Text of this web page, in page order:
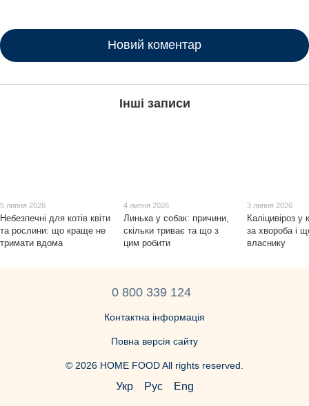
Новий коментар
Інші записи
5 липня 2026
Небезпечні для котів квіти
та рослини: що краще не
тримати вдома
4 липня 2026
Линька у собак: причини,
скільки триває та що з
цим робити
3 липня 2026
Каліцивіроз у
за хвороба і
власнику
0 800 339 124
Контактна інформація
Повна версія сайту
© 2026 HOME FOOD All rights reserved.
Укр Рус Eng